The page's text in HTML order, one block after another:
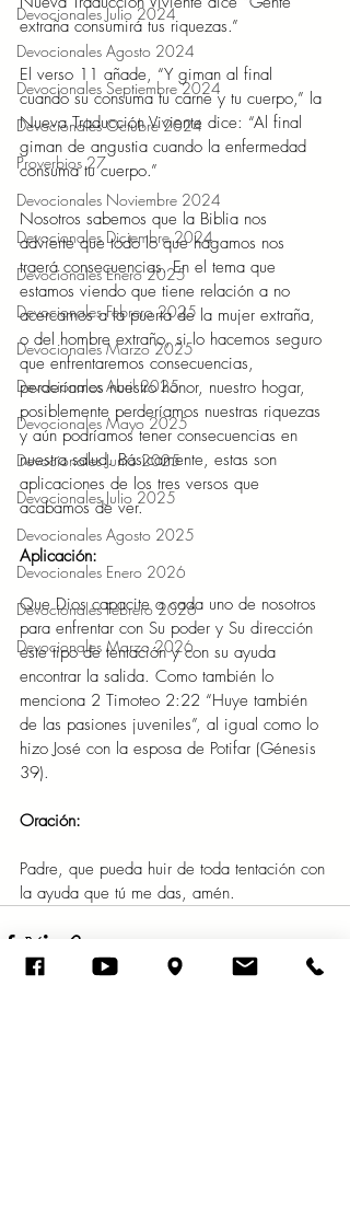
Devocionales Julio 2024
Devocionales Agosto 2024
Devocionales Septiembre 2024
Devocionales Octubre 2024
Proverbios 27
Devocionales Noviembre 2024
Devocionales Diciembre 2024
Devocionales Enero 2025
Devocionales Febrero 2025
Devocionales Marzo 2025
Devocionales Abril 2025
Devocionales Mayo 2025
Devocionales Junio 2025
Devocionales Julio 2025
Devocionales Agosto 2025
Devocionales Enero 2026
Devocionales Febrero 2026
Devocionales Marzo 2026
extraña consumirá tus riquezas.”
El verso 11 añade, “Y giman al final
cuando su consuma tu carne y tu cuerpo,” la
Nueva Traducción Viviente dice: “Al final
giman de angustia cuando la enfermedad
consuma tu cuerpo.”
Nosotros sabemos que la Biblia nos
advierte que todo lo que hagamos nos
traerá consecuencias. En el tema que
estamos viendo que tiene relación a no
acercarnos a la puerta de la mujer extraña,
o del hombre extraño, si lo hacemos seguro
que enfrentaremos consecuencias,
perderíamos nuestro honor, nuestro hogar,
posiblemente perderíamos nuestras riquezas
y aún podríamos tener consecuencias en
nuestra salud. Básicamente, estas son
aplicaciones de los tres versos que
acabamos de ver.
Aplicación:
Que Dios capacite a cada uno de nosotros
para enfrentar con Su poder y Su dirección
este tipo de tentación y con su ayuda
encontrar la salida. Como también lo
menciona 2 Timoteo 2:22 “Huye también
de las pasiones juveniles”, al igual como lo
hizo José con la esposa de Potifar (Génesis
39).
Oración:
Padre, que pueda huir de toda tentación con
la ayuda que tú me das, amén.